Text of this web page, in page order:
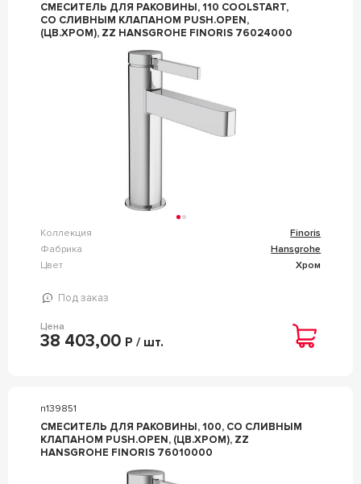
СМЕСИТЕЛЬ ДЛЯ РАКОВИНЫ, 110 COOLSTART,
СО СЛИВНЫМ КЛАПАНОМ PUSH.OPEN,
(ЦВ.ХРОМ), ZZ HANSGROHE FINORIS 76024000
Коллекция
Finoris
Фабрика
Hansgrohe
Цвет
Хром
Под заказ
Цена
38 403,00 Р / шт.
n139851
СМЕСИТЕЛЬ ДЛЯ РАКОВИНЫ, 100, СО СЛИВНЫМ
КЛАПАНОМ PUSH.OPEN, (ЦВ.ХРОМ), ZZ
HANSGROHE FINORIS 76010000